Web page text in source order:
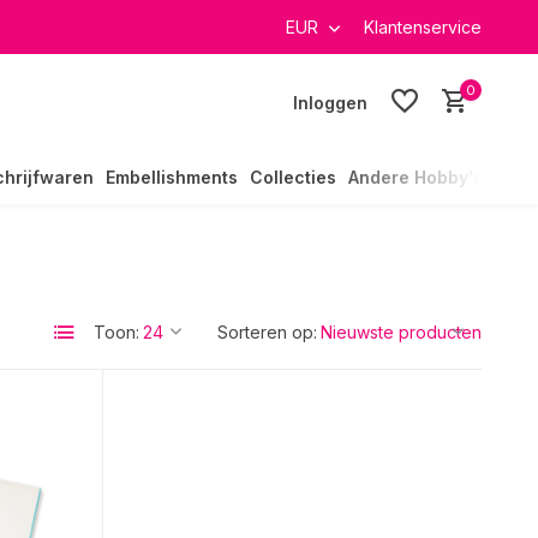
EUR Klantenservice
Inloggen
0
Embellishments Collecties Andere Hobby's
Toon: Sorteren op: